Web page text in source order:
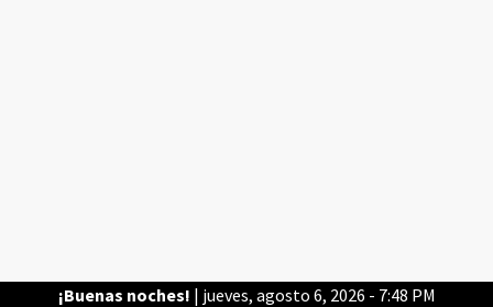
¡Buenas noches! | jueves, agosto 6, 2026 - 7:48 PM